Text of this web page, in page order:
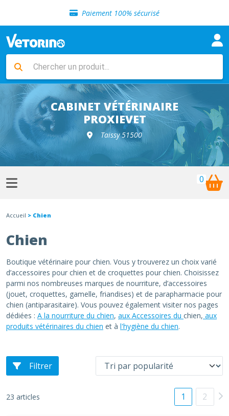
Paiement 100% sécurisé
Livraison gratuite en clinique vétérinaire
Sélection de croquettes vétérinaire
Livraison gratuite en clinique vétérinaire
Retour gratuit en clinique
Sélection de croquettes vétérinaire
CABINET VÉTÉRINAIRE
PROXIEVET
Taissy 51500
0
Accueil > Chien
Chien
Boutique vétérinaire pour chien. Vous y trouverez un choix varié
d’accessoires pour chien et de croquettes pour chien. Choisissez
parmi nos nombreuses marques de nourriture, d’accessoires
(jouet, croquettes, gamelle, friandises) et de parapharmacie pour
chien (antiparasitaire). Vous pouvez également visiter nos pages
dédiées : A la nourriture du chien, aux Accessoires du chien, aux
produits vétérinaires du chien et à l'hygiène du chien.
Filtrer
23 articles 1 2